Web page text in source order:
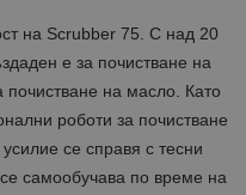
на Scrubber 75. С над 20
е за почистване на
на масло. Като
роботи за почистване
се справя с тесни
самообучава по време на